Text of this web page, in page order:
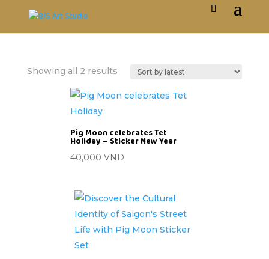
Showing all 2 results
Pig Moon celebrates Tet
Holiday – Sticker New Year
40,000 VND